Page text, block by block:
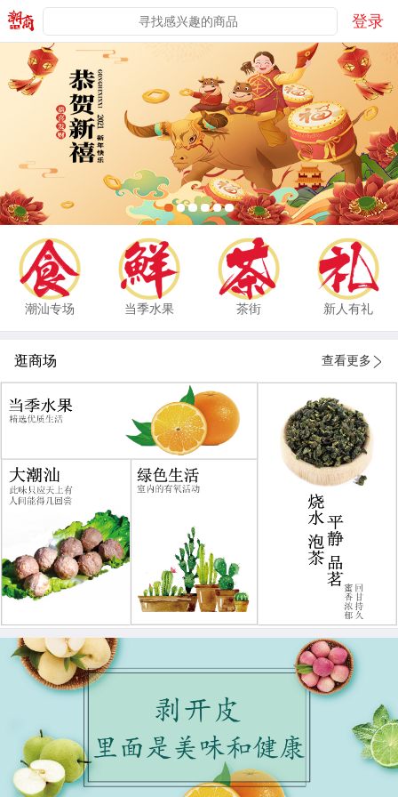
登录
潮汕专场 当季水果 茶街 新人有礼
逛商场 查看更多